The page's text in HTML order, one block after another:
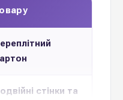
стінки та